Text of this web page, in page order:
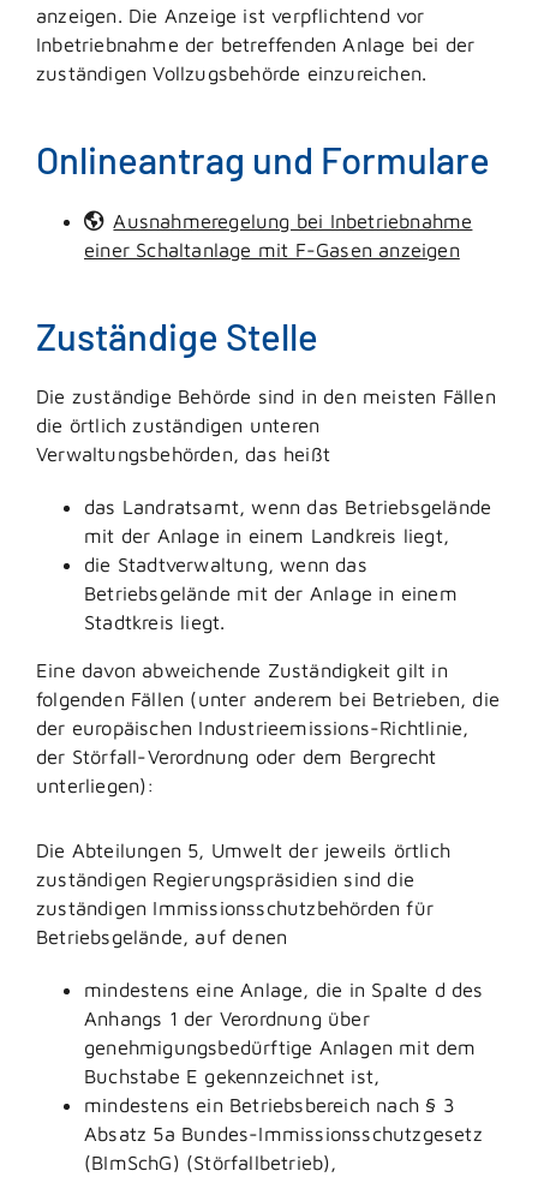
anzeigen. Die Anzeige ist verpflichtend vor
Inbetriebnahme der betreffenden Anlage bei der
zuständigen Vollzugsbehörde einzureichen.
Onlineantrag und Formulare
Ausnahmeregelung bei Inbetriebnahme
einer Schaltanlage mit F-Gasen anzeigen
Zuständige Stelle
Die zuständige Behörde sind in den meisten Fällen
die örtlich zuständigen unteren
Verwaltungsbehörden, das heißt
das Landratsamt, wenn das Betriebsgelände
mit der Anlage in einem Landkreis liegt,
die Stadtverwaltung, wenn das
Betriebsgelände mit der Anlage in einem
Stadtkreis liegt.
Eine davon abweichende Zuständigkeit gilt in
folgenden Fällen (unter anderem bei Betrieben, die
der europäischen Industrieemissions-Richtlinie,
der Störfall-Verordnung oder dem Bergrecht
unterliegen):
Die Abteilungen 5, Umwelt der jeweils örtlich
zuständigen Regierungspräsidien sind die
zuständigen Immissionsschutzbehörden für
Betriebsgelände, auf denen
mindestens eine Anlage, die in Spalte d des
Anhangs 1 der Verordnung über
genehmigungsbedürftige Anlagen mit dem
Buchstabe E gekennzeichnet ist,
mindestens ein Betriebsbereich nach § 3
Absatz 5a Bundes-Immissionsschutzgesetz
(BImSchG) (Störfallbetrieb),